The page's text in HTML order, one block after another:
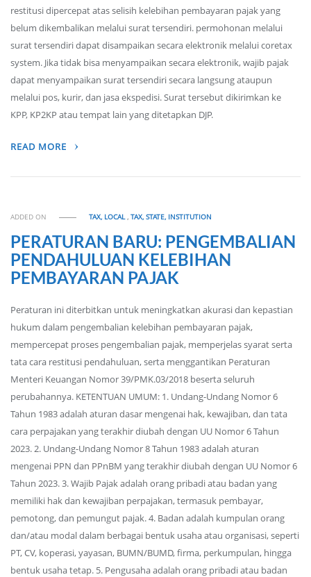
restitusi dipercepat atas selisih kelebihan pembayaran pajak yang
belum dikembalikan melalui surat tersendiri. permohonan melalui
surat tersendiri dapat disampaikan secara elektronik melalui coretax
system. Jika tidak bisa menyampaikan secara elektronik, wajib pajak
dapat menyampaikan surat tersendiri secara langsung ataupun
melalui pos, kurir, dan jasa ekspedisi. Surat tersebut dikirimkan ke
KPP, KP2KP atau tempat lain yang ditetapkan DJP.
READ MORE
ADDED ON TAX, LOCAL,TAX, STATE, INSTITUTION
PERATURAN BARU: PENGEMBALIAN
PENDAHULUAN KELEBIHAN
PEMBAYARAN PAJAK
Peraturan ini diterbitkan untuk meningkatkan akurasi dan kepastian
hukum dalam pengembalian kelebihan pembayaran pajak,
mempercepat proses pengembalian pajak, memperjelas syarat serta
tata cara restitusi pendahuluan, serta menggantikan Peraturan
Menteri Keuangan Nomor 39/PMK.03/2018 beserta seluruh
perubahannya. KETENTUAN UMUM: 1. Undang-Undang Nomor 6
Tahun 1983 adalah aturan dasar mengenai hak, kewajiban, dan tata
cara perpajakan yang terakhir diubah dengan UU Nomor 6 Tahun
2023. 2. Undang-Undang Nomor 8 Tahun 1983 adalah aturan
mengenai PPN dan PPnBM yang terakhir diubah dengan UU Nomor 6
Tahun 2023. 3. Wajib Pajak adalah orang pribadi atau badan yang
memiliki hak dan kewajiban perpajakan, termasuk pembayar,
pemotong, dan pemungut pajak. 4. Badan adalah kumpulan orang
dan/atau modal dalam berbagai bentuk usaha atau organisasi, seperti
PT, CV, koperasi, yayasan, BUMN/BUMD, firma, perkumpulan, hingga
bentuk usaha tetap. 5. Pengusaha adalah orang pribadi atau badan